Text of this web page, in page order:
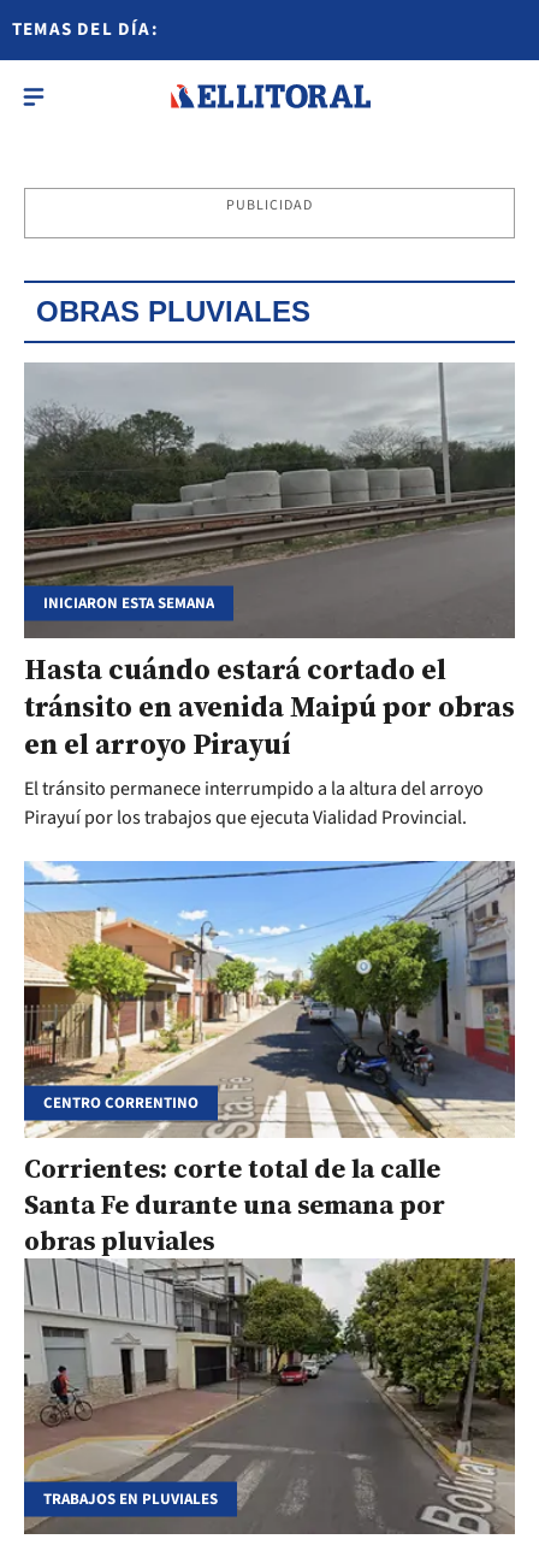
TEMAS DEL DÍA:
PUBLICIDAD
OBRAS PLUVIALES
INICIARON ESTA SEMANA
Hasta cuándo estará cortado el
tránsito en avenida Maipú por obras
en el arroyo Pirayuí
El tránsito permanece interrumpido a la altura del arroyo
Pirayuí por los trabajos que ejecuta Vialidad Provincial.
CENTRO CORRENTINO
Corrientes: corte total de la calle
Santa Fe durante una semana por
obras pluviales
TRABAJOS EN PLUVIALES